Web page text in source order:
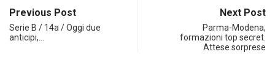
Previous Post
Serie B / 14a / Oggi due
anticipi,…
Next Post
Parma-Modena,
formazioni top secret.
Attese sorprese